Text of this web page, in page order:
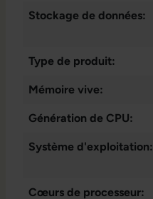
Stockage de données:
Type de produit:
Mémoire vive:
Génération de CPU:
Système d'exploitation:
Cœurs de processeur: